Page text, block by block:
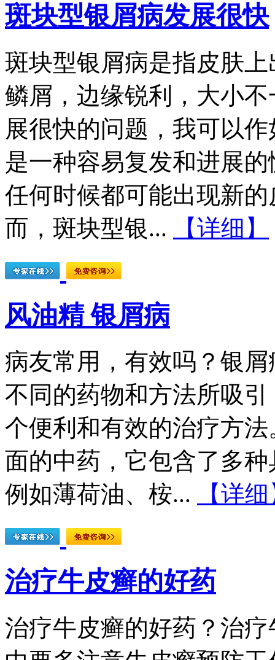
斑块型银屑病发展很快
斑块型银屑病是指皮肤
鳞屑，边缘锐利，大小
展很快的问题，我可以
是一种容易复发和进展
任何时候都可能出现新
而，斑块型银...
【详细】
风油精 银屑病
病友常用，有效吗？银
不同的药物和方法所吸
个便利和有效的治疗方
面的中药，它包含了多
例如薄荷油、桉...
【详
治疗牛皮癣的好药
治疗牛皮癣的好药？治